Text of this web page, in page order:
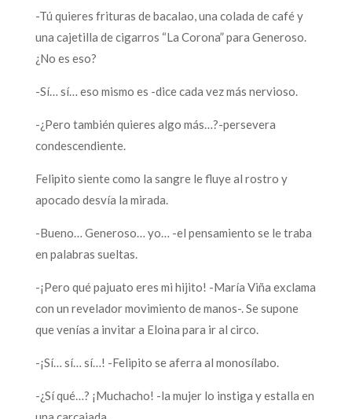
-Tú quieres frituras de bacalao, una colada de café y
una cajetilla de cigarros “La Corona” para Generoso.
¿No es eso?
-Sí… sí… eso mismo es -dice cada vez más nervioso.
-¿Pero también quieres algo más…?-persevera
condescendiente.
Felipito siente como la sangre le fluye al rostro y
apocado desvía la mirada.
-Bueno… Generoso… yo… -el pensamiento se le traba
en palabras sueltas.
-¡Pero qué pajuato eres mi hijito! -María Viña exclama
con un revelador movimiento de manos-. Se supone
que venías a invitar a Eloina para ir al circo.
-¡Sí… sí… sí…! -Felipito se aferra al monosílabo.
-¿Sí qué…? ¡Muchacho! -la mujer lo instiga y estalla en